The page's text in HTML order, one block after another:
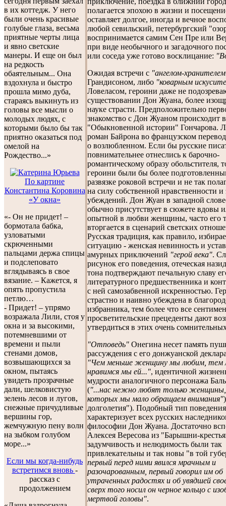
в их коттедж. У него
были очень красивые
голубые глаза, весьма
приятные черты лица
и явно светские
манеры. И еще он был
на редкость
обаятельным... Она
вздохнула и быстро
прошла мимо дуба,
стараясь выкинуть из
головы все мысли о
молодых людях, с
которыми было бы так
приятно оказаться под
омелой на
Рождество...»
По картине
Константина Коровина
«У окна»
«- Он не придет! –
бормотала бабка,
узловатыми
скрюченными
пальцами держа спицы
и подслеповато
вглядываясь в свое
вязание. – Кажется, я
опять пропустила
петлю…
- Придет! – упрямо
возражала Лили, стоя у
окна и за высокими,
потемневшими от
времени и пыли
стенами домов,
возвышающихся за
окном, пытаясь
увидеть прозрачные
дали, шелковистую
зелень лесов и лугов,
снежные причудливые
вершины гор,
жемчужную пену волн
на зыбком голубом
море...»
Если мы когда-нибудь
встретимся вновь -
рассказ с
продолжением
полагается эпохою в жизни и
оставляет долгое, иногда и вечное
любой севильский, петербургский
воспринимается самим Сен Пре или
при виде необычного и загадочного
или соседа уже готово восклицание:
Ожидая встречи с "ангелом-
Грандисоном, либо "коварным
Ловеласом, героини даже не
существовании Дон Жуана, более
науке страсти. Предположительно
знакомство с Дон Жуаном происходит в
"Обыкновенной истории" Гончарова.
роман Байрона во французском
о возлюбленном. Если бы русские
повнимательнее отнеслись к барочно-
романтическому образу обольстителя,
героини были бы более
развязке роковой встречи и не так
на силу собственной нравственности и
убеждений. Дон Жуан в западной
обычно присутствует в сюжете вдовы
опытной в любви женщины, часто его
вторгается в сценарий светских
Русская традиция, как правило,
ситуацию - женская невинность и
амурных приключений "герой века".
рисунок его поведения, отеческая
тона подтверждают печальную славу
литературного предшественника и
с ней самозабвенной искренностью.
страстно и наивно убеждена в
избранника, тем более что все
просветительские прецеденты дают
утвердиться в этих очень
"Отповедь" Онегина несет память
рассуждения с его донжуанской
"Чем меньше женщину мы любим, тем
нравимся мы ей...", идентичной
мудрости аналогичного персонажа
("...нас нежно любят только
которых мы мало обращаем внимания"
долголетия"). Подобный тип поведения
характеризует всех русских
философии Дон Жуана. Достаточно
Алексея Вересова из "Барышни-
задумчивость и нелюдимость были так
привлекательны и так новы "в той
первый перед ними явился мрачным и
разочарованным, первый говорил им об
утраченных радостях и об увядшей
сверх того носил он черное кольцо с
мертвой головы".